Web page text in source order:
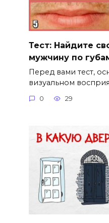
Тест: Найдите
мужчину по
Перед вами тест,
визуальном
0 29